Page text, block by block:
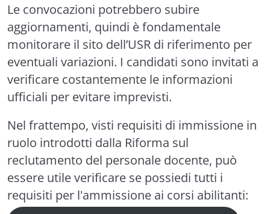
Le convocazioni potrebbero subire
aggiornamenti, quindi è fondamentale
monitorare il sito dell’USR di riferimento per
eventuali variazioni. I candidati sono invitati a
verificare costantemente le informazioni
ufficiali per evitare imprevisti.
Nel frattempo, visti requisiti di immissione in
ruolo introdotti dalla Riforma sul
reclutamento del personale docente, può
essere utile verificare se possiedi tutti i
requisiti per l'ammissione ai corsi abilitanti: